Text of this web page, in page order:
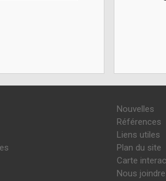
Nouvelles
Références
Liens utiles
Plan du site
Carte
Nous joindre